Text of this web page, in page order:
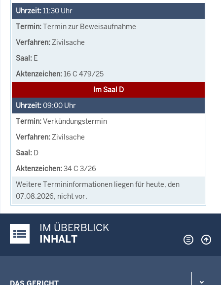
11:30 Uhr
Termin zur Beweisaufnahme
Zivilsache
E
16 C 479/25
Im Saal D
09:00 Uhr
Verkündungstermin
Zivilsache
D
34 C 3/26
Weitere Termininformationen liegen für heute, den
07.08.2026, nicht vor.
Justiz-Portal im Überblick:
IM ÜBERBLICK
INHALT